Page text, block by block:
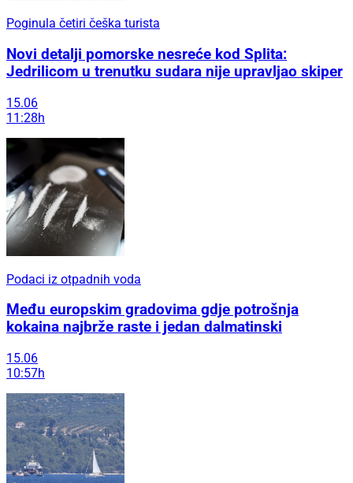
Poginula četiri češka turista
Novi detalji pomorske nesreće kod Splita:
Jedrilicom u trenutku sudara nije upravljao skiper
15.06
11:28h
Podaci iz otpadnih voda
Među europskim gradovima gdje potrošnja
kokaina najbrže raste i jedan dalmatinski
15.06
10:57h